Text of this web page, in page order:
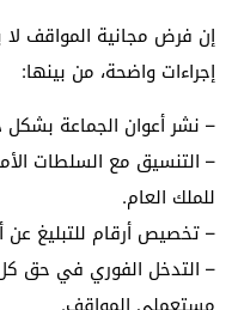
إن فرض مجانية المواقف لا
إجراءات واضحة، من بينها:
– نشر أعوان الجماعة
– التنسيق مع السلطات
للملك العام.
– تخصيص أرقام للتبليغ عن
– التدخل الفوري في حق